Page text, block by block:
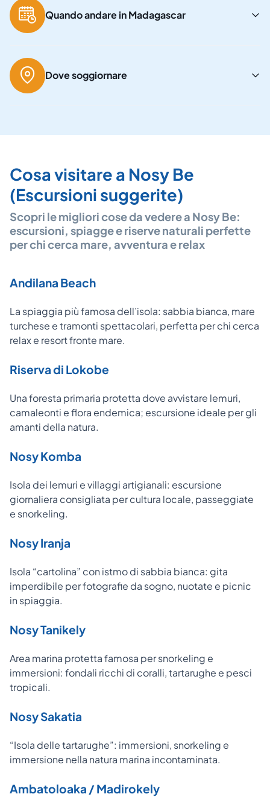
Quando andare in Madagascar
Dove soggiornare
Cosa visitare a Nosy Be
(Escursioni suggerite)
Scopri le miglioricose da vedere a Nosy Be:
escursioni, spiagge e riserve naturali perfette
per chi cerca mare, avventura e relax
Andilana Beach
La spiaggia più famosa dell’isola: sabbia bianca, mare
turchese e tramonti spettacolari, perfetta per chi cerca
relax e resort fronte mare.
Riserva di Lokobe
Una foresta primaria protetta dove avvistare lemuri,
camaleonti e flora endemica; escursione ideale per gli
amanti della natura.
Nosy Komba
Isola dei lemuri e villaggi artigianali: escursione
giornaliera consigliata per cultura locale, passeggiate
e snorkeling.
Nosy Iranja
Isola “cartolina” con istmo di sabbia bianca: gita
imperdibile per fotografie da sogno, nuotate e picnic
in spiaggia.
Nosy Tanikely
Area marina protetta famosa per snorkeling e
immersioni: fondali ricchi di coralli, tartarughe e pesci
tropicali.
Nosy Sakatia
“Isola delle tartarughe”: immersioni, snorkeling e
immersione nella natura marina incontaminata.
Ambatoloaka / Madirokely